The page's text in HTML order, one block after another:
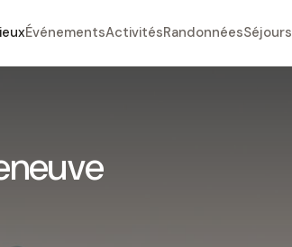
ÉvénementsActivitésRandonnéesSéjours